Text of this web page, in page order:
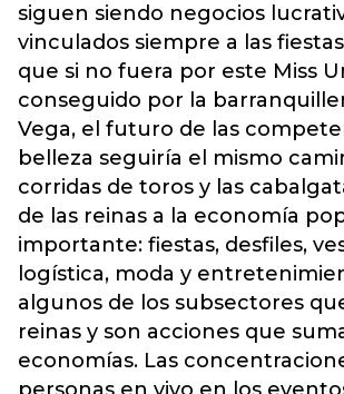
siguen siendo negocios
vinculados siempre a las
que si no fuera por este Miss
conseguido por la
Vega, el futuro de las
belleza seguiría el mismo
corridas de toros y las
de las reinas a la economía
importante: fiestas, desfiles,
logística, moda y
algunos de los subsectores
reinas y son acciones que
economías. Las